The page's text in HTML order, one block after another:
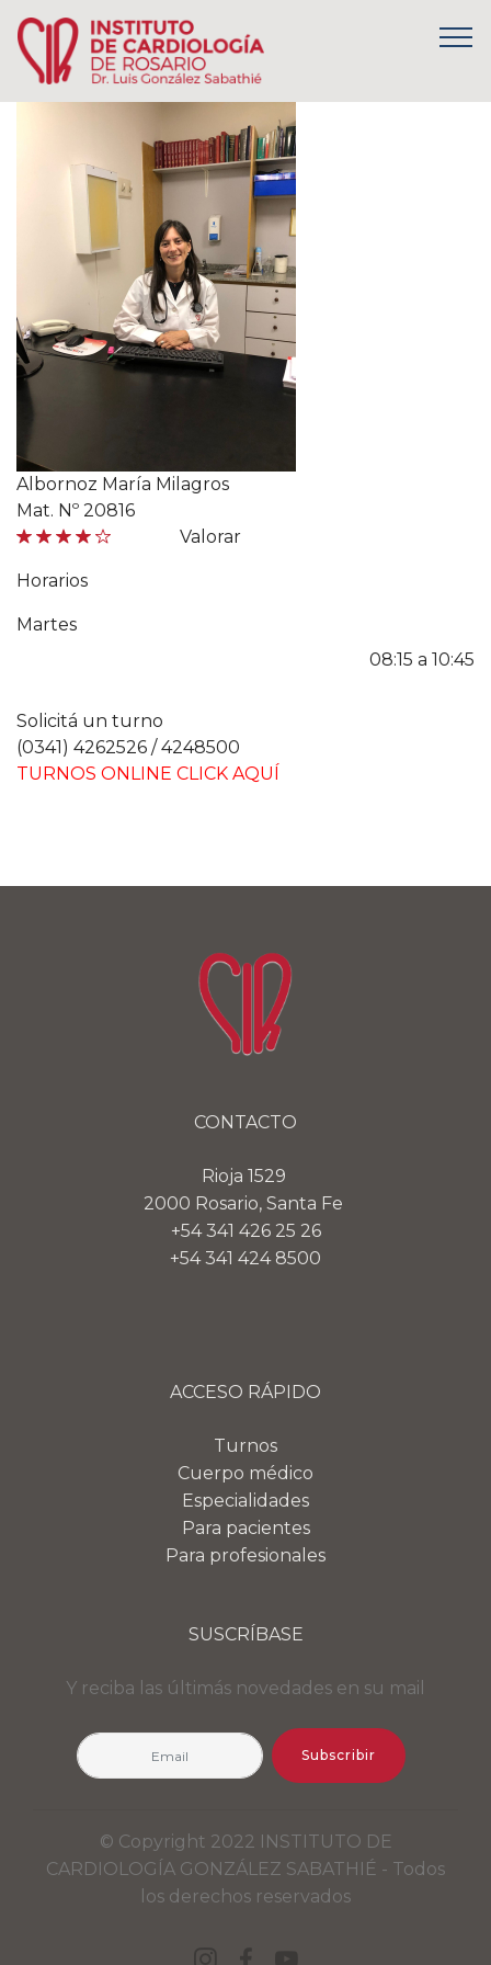
Albornoz María Milagros
Mat. Nº 20816
Valorar
Horarios
Martes
08:15 a 10:45
Solicitá un turno
(0341) 4262526 / 4248500
TURNOS ONLINE CLICK AQUÍ
CONTACTO
Rioja 1529
2000 Rosario, Santa Fe
+54 341 426 25 26
+54 341 424 8500
ACCESO RÁPIDO
Turnos
Cuerpo médico
Especialidades
Para pacientes
Para profesionales
SUSCRÍBASE
Y reciba las últimás novedades en su mail
Subscribir
© Copyright 2022 INSTITUTO DE
CARDIOLOGÍA GONZÁLEZ SABATHIÉ - Todos
los derechos reservados